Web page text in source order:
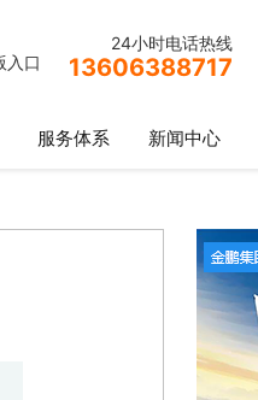
24小时电话热线
13606388717
入口
服务体系 新闻中心